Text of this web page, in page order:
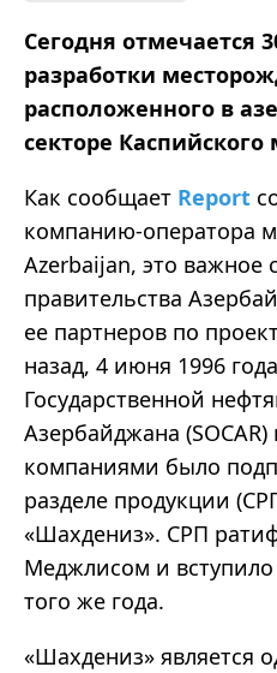
Сегодня отмечается
разработки
расположенного в
секторе Каспийского
Как сообщает Report
компанию-оператора
Azerbaijan, это важное
правительства
ее партнеров по
назад, 4 июня 1996
Государственной
Азербайджана
компаниями было
разделе продукции
«Шахдениз». СРП
Меджлисом и вступило
того же года.
«Шахдениз» является